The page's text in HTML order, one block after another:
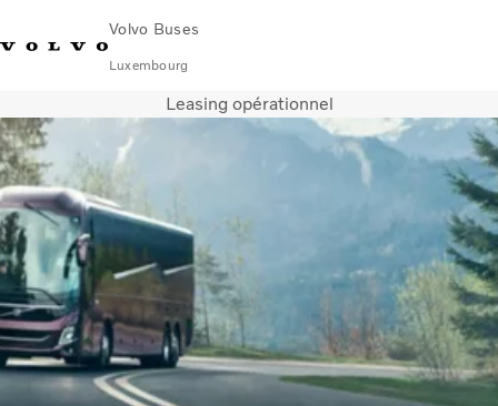
Volvo Buses
Luxembourg
Nous contacterCentres de servicesVolvo Connect
Urbain et interurbain
Autocars
Services
Pourquoi choisir Volvo ?
Nouvelles et Histoires
Contact
Leasing opérationnel